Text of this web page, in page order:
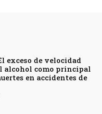
exceso de velocidad
alcohol como principal
en accidentes de